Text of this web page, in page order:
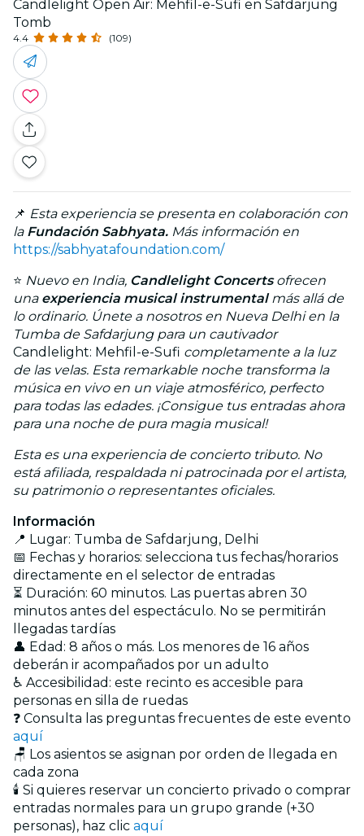
Candlelight Open Air: Mehfil-e-Sufi en Safdarjung
Tomb
4.4 (109)
📌 Esta experiencia se presenta en colaboración con
la Fundación Sabhyata. Más información en
https://sabhyatafoundation.com/
⭐ Nuevo en India, Candlelight Concertsofrecen
una experiencia musical instrumental más allá de
lo ordinario. Únete a nosotros en Nueva Delhi en la
Tumba de Safdarjung para un cautivador
Candlelight: Mehfil-e-Sufi completamente a la luz
de las velas. Esta remarkable noche transforma la
música en vivo en un viaje atmosférico, perfecto
para todas las edades. ¡Consigue tus entradas ahora
para una noche de pura magia musical!
Esta es una experiencia de concierto tributo. No
está afiliada, respaldada ni patrocinada por el artista,
su patrimonio o representantes oficiales.
Información
📍 Lugar: Tumba de Safdarjung, Delhi
📅 Fechas y horarios: selecciona tus fechas/horarios
directamente en el selector de entradas
⏳ Duración: 60 minutos. Las puertas abren 30
minutos antes del espectáculo. No se permitirán
llegadas tardías
👤 Edad: 8 años o más. Los menores de 16 años
deberán ir acompañados por un adulto
♿ Accesibilidad: este recinto es accesible para
personas en silla de ruedas
❓ Consulta las preguntas frecuentes de este evento
aquí
🪑 Los asientos se asignan por orden de llegada en
cada zona
🕯️ Si quieres reservar un concierto privado o comprar
entradas normales para un grupo grande (+30
personas), haz clic aquí